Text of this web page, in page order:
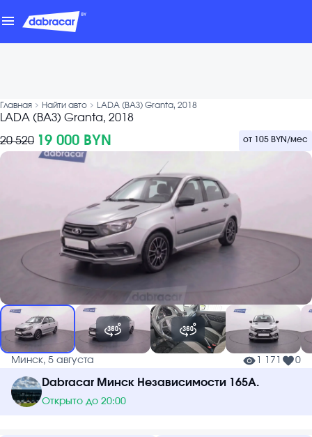
menu
Главная chevron_forward Найти авто chevron_forward LADA (ВАЗ) Granta, 2018
LADA (ВАЗ) Granta, 2018
20 520 19 000 BYN от 105 BYN /мес
Минск, 5 августа 1 171 0
Dabracar Минск Независимости 165А.
Открыто до 20:00